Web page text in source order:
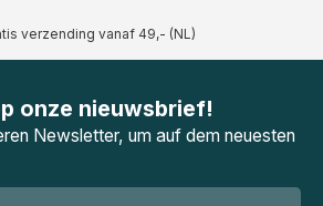
verzending vanaf 49,- (NL)
onze nieuwsbrief!
Newsletter, um auf dem neuesten